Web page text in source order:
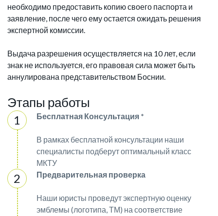
необходимо предоставить копию своего паспорта и
заявление, после чего ему остается ожидать решения
экспертной комиссии.
Выдача разрешения осуществляется на 10 лет, если
знак не используется, его правовая сила может быть
аннулирована представительством Боснии.
Этапы работы
Бесплатная Консультация *
В рамках бесплатной консультации наши
специалисты подберут оптимальный класс
МКТУ
Предварительная проверка
Наши юристы проведут экспертную оценку
эмблемы (логотипа, ТМ) на соответствие